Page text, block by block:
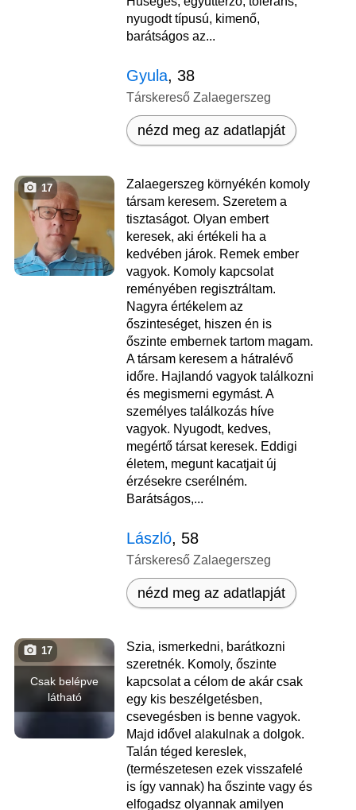
nyugodt típusú, kimenő,
barátságos az...
Gyula, 38
Társkereső Zalaegerszeg
nézd meg az adatlapját
17
Zalaegerszeg környékén komoly
társam keresem. Szeretem a
tisztaságot. Olyan embert
keresek, aki értékeli ha a
kedvében járok. Remek ember
vagyok. Komoly kapcsolat
reményében regisztráltam.
Nagyra értékelem az
őszinteséget, hiszen én is
őszinte embernek tartom magam.
A társam keresem a hátralévő
időre. Hajlandó vagyok találkozni
és megismerni egymást. A
személyes találkozás híve
vagyok. Nyugodt, kedves,
megértő társat keresek. Eddigi
életem, megunt kacatjait új
érzésekre cserélném.
Barátságos,...
László, 58
Társkereső Zalaegerszeg
nézd meg az adatlapját
Csak belépve
látható
17
Szia, ismerkedni, barátkozni
szeretnék. Komoly, őszinte
kapcsolat a célom de akár csak
egy kis beszélgetésben,
csevegésben is benne vagyok.
Majd idővel alakulnak a dolgok.
Talán téged kereslek,
(természetesen ezek visszafelé
is így vannak) ha őszinte vagy és
elfogadsz olyannak amilyen